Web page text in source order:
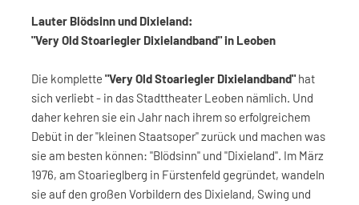
Lauter Blödsinn und Dixieland:
"Very Old Stoariegler Dixielandband" in Leoben
Die komplette "Very Old Stoariegler Dixielandband"hat
sich verliebt - in das Stadttheater Leoben nämlich. Und
daher kehren sie ein Jahr nach ihrem so erfolgreichem
Debüt in der "kleinen Staatsoper" zurück und machen was
sie am besten können: "Blödsinn" und "Dixieland". Im März
1976, am Stoarieglberg in Fürstenfeld gegründet, wandeln
sie auf den großen Vorbildern des Dixieland, Swing und